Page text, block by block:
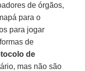
de órgãos,
para o
para jogar
de
de
mas não são